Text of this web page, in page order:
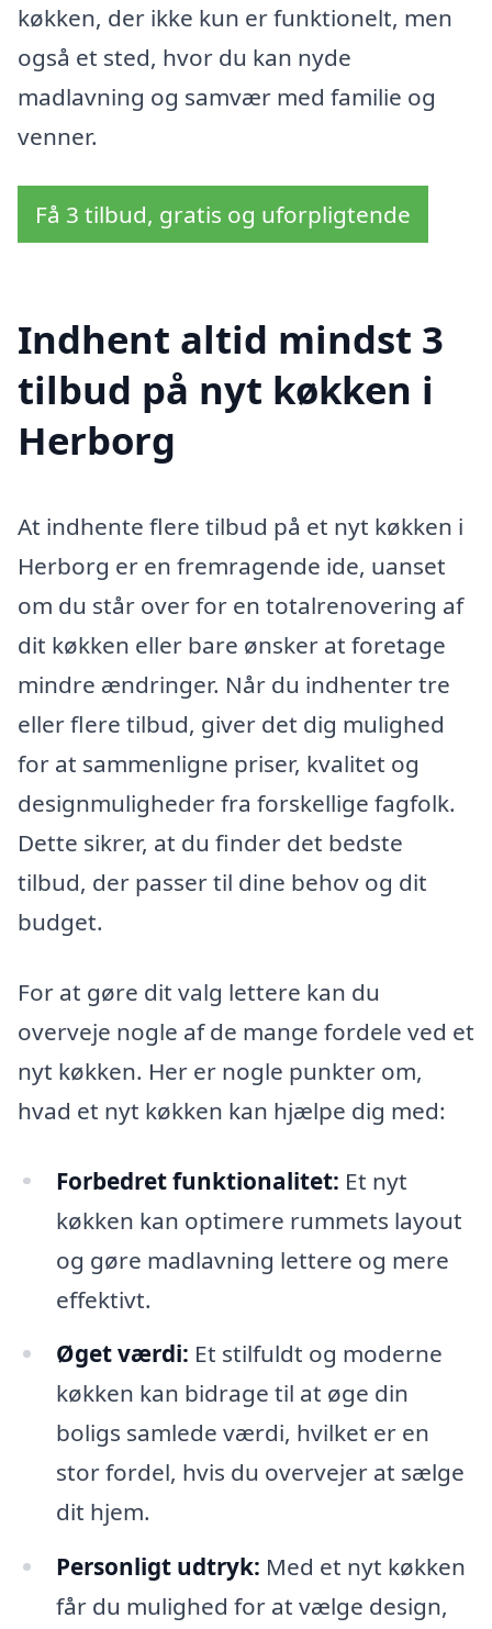
køkken, der ikke kun er funktionelt, men
også et sted, hvor du kan nyde
madlavning og samvær med familie og
venner.
Få 3 tilbud, gratis og uforpligtende
Indhent altid mindst 3
tilbud på nyt køkken i
Herborg
At indhente flere tilbud på et nyt køkken i
Herborg er en fremragende ide, uanset
om du står over for en totalrenovering af
dit køkken eller bare ønsker at foretage
mindre ændringer. Når du indhenter tre
eller flere tilbud, giver det dig mulighed
for at sammenligne priser, kvalitet og
designmuligheder fra forskellige fagfolk.
Dette sikrer, at du finder det bedste
tilbud, der passer til dine behov og dit
budget.
For at gøre dit valg lettere kan du
overveje nogle af de mange fordele ved et
nyt køkken. Her er nogle punkter om,
hvad et nyt køkken kan hjælpe dig med:
Forbedret funktionalitet: Et nyt
køkken kan optimere rummets layout
og gøre madlavning lettere og mere
effektivt.
Øget værdi: Et stilfuldt og moderne
køkken kan bidrage til at øge din
boligs samlede værdi, hvilket er en
stor fordel, hvis du overvejer at sælge
dit hjem.
Personligt udtryk: Med et nyt køkken
får du mulighed for at vælge design,